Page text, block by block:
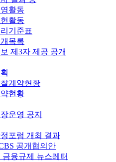
활동
활동
기준표
목록
제3자 제공 공개
계약현황
현황
운영 공지
포럼 개최 결과
공개협의안
금융규제 뉴스레터